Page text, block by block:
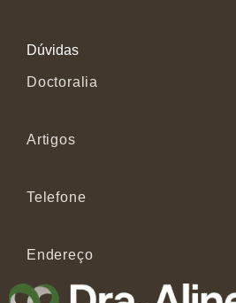
Dúvidas
Doctoralia
Artigos
Telefone
Endereço